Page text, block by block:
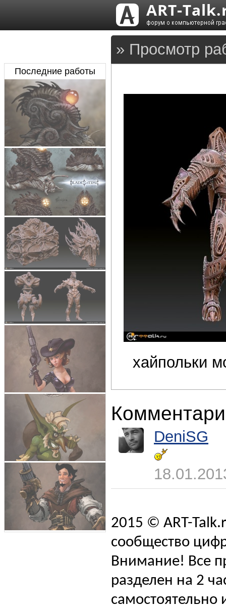
» Просмотр
хайпольки
DeniSG
Последние работы
2015 © ART-
сообщество
Внимание! Все
разделен на 2
самостоятельно